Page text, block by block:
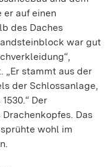
er auf einen
des Daches
war gut
stammt aus der
der Schlossanlage,
Der
Das
wohl im